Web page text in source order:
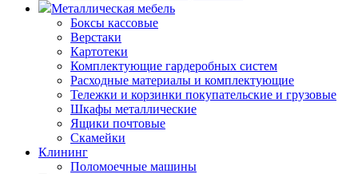
Металлическая мебель
Боксы кассовые
Верстаки
Картотеки
Комплектующие гардеробных систем
Расходные материалы и комплектующие
Тележки и корзинки покупательские и грузовые
Шкафы металлические
Ящики почтовые
Скамейки
Клининг
Поломоечные машины